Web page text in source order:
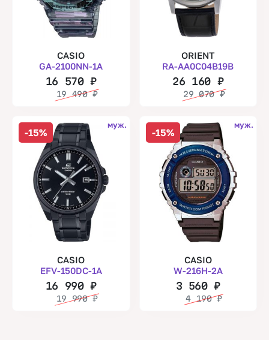
CASIO
GA-2100NN-1A
16 570₽
19 490₽
ORIENT
RA-AA0C04B19B
26 160 ₽
29 070₽
-15%
муж.
CASIO
EFV-150DC-1A
16 990₽
19 990₽
-15%
муж.
CASIO
W-216H-2A
3 560₽
4 190₽